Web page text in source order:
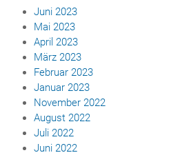
Juni 2023
Mai 2023
April 2023
März 2023
Februar 2023
Januar 2023
November 2022
August 2022
Juli 2022
Juni 2022